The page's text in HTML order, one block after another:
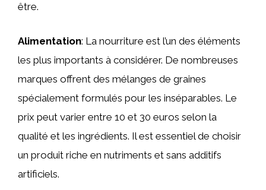
être.
Alimentation: La nourriture est l’un des éléments
les plus importants à considérer. De nombreuses
marques offrent des mélanges de graines
spécialement formulés pour les inséparables. Le
prix peut varier entre 10 et 30 euros selon la
qualité et les ingrédients. Il est essentiel de choisir
un produit riche en nutriments et sans additifs
artificiels.